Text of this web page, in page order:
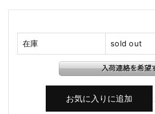
在庫 sold out